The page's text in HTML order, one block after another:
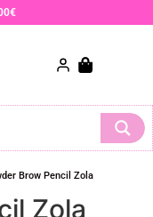
Brow Pencil Zola
Zola